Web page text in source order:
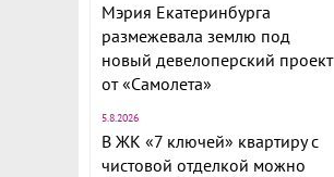
Мэрия Екатеринбурга
размежевала землю под
новый девелоперский проект
от «Самолета»
5.8.2026
В ЖК «7 ключей» квартиру с
чистовой отделкой можно